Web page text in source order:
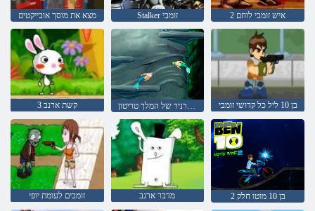
מצא את מוסך אובייקטים Stalker זומבי איש זומבי לוחם 2
קשת ארנב 3 הטורניר של המלך טריטון בן 10 ליל כל קדושי זומבי
זומבים לעומת יופי מדבר ארנב בן 10 מוטו חלק 2